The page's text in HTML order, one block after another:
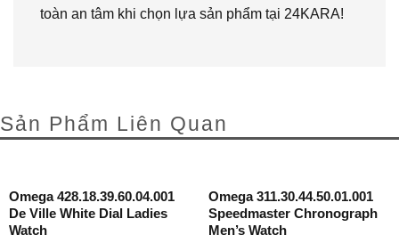
toàn an tâm khi chọn lựa sản phẩm tại 24KARA!
Sản Phẩm Liên Quan
Omega 428.18.39.60.04.001
De Ville White Dial Ladies
Watch
Omega 311.30.44.50.01.001
Speedmaster Chronograph
Men’s Watch